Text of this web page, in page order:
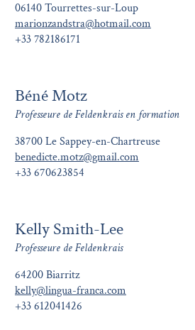
06140 Tourrettes-sur-Loup
marionzandstra@hotmail.com
+33 782186171
Béné Motz
Professeure de Feldenkrais en formation
38700 Le Sappey-en-Chartreuse
benedicte.motz@gmail.com
+33 670623854
Kelly Smith-Lee
Professeure de Feldenkrais
64200 Biarritz
kelly@lingua-franca.com
+33 612041426